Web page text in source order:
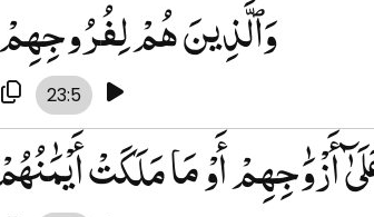
وَٱلَّذِينَ هُمْ
23:5
أَزْوَٰجِهِمْ أَوْ مَا مَلَكَتْ